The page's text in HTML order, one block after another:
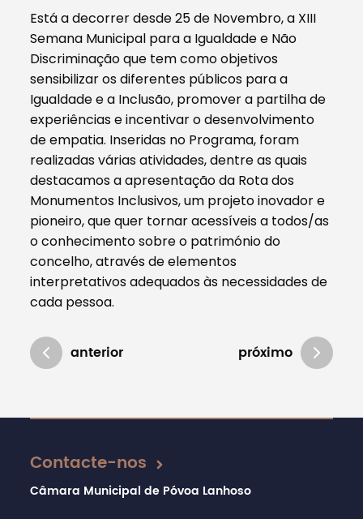
Está a decorrer desde 25 de Novembro, a XIII
Semana Municipal para a Igualdade e Não
Discriminação que tem como objetivos
sensibilizar os diferentes públicos para a
Igualdade e a Inclusão, promover a partilha de
experiências e incentivar o desenvolvimento
de empatia. Inseridas no Programa, foram
realizadas várias atividades, dentre as quais
destacamos a apresentação da Rota dos
Monumentos Inclusivos, um projeto inovador e
pioneiro, que quer tornar acessíveis a todos/as
o conhecimento sobre o património do
concelho, através de elementos
interpretativos adequados às necessidades de
cada pessoa.
anterior próximo
Atualizado em 16/12/2024
Contacte-nos
Câmara Municipal de Póvoa Lanhoso